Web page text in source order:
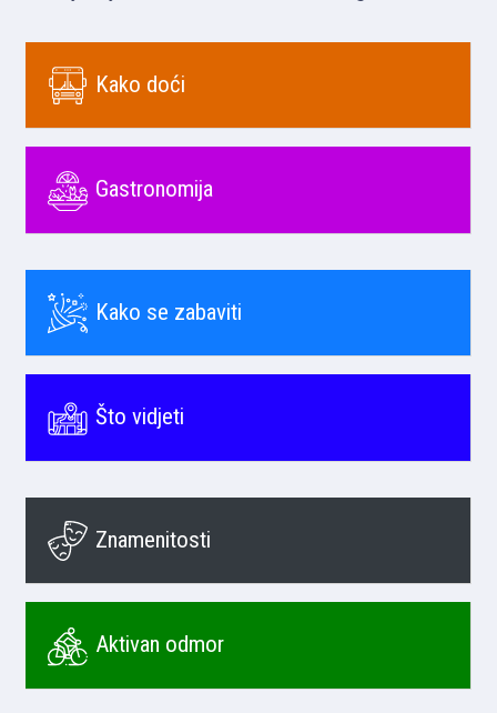
Kako doći
Gastronomija
Kako se zabaviti
Što vidjeti
Znamenitosti
Aktivan odmor